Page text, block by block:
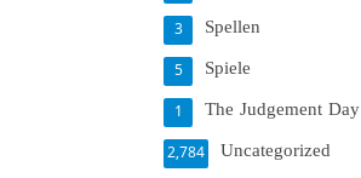
Spellen
3
Spiele
5
The Judgement Day
1
Uncategorized
2,784